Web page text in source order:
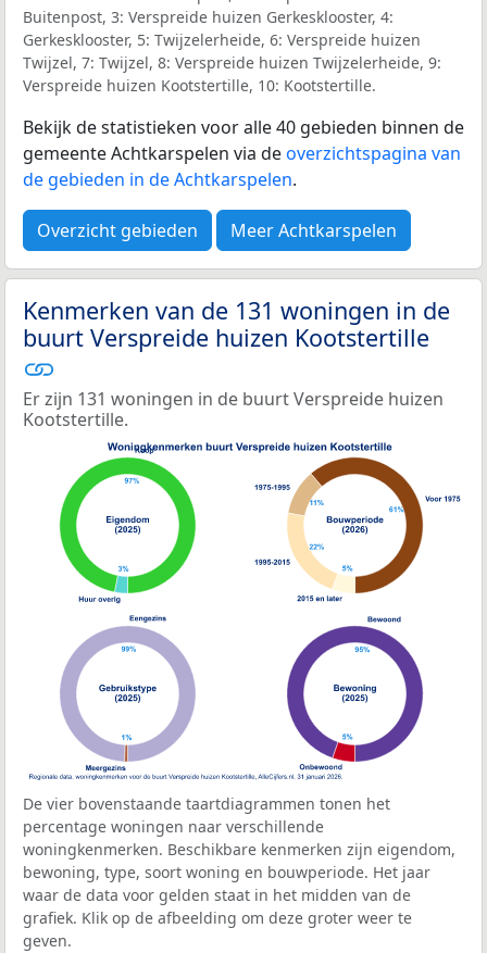
Buitenpost, 3: Verspreide huizen Gerkesklooster, 4:
Gerkesklooster, 5: Twijzelerheide, 6: Verspreide huizen
Twijzel, 7: Twijzel, 8: Verspreide huizen Twijzelerheide, 9:
Verspreide huizen Kootstertille, 10: Kootstertille.
Bekijk de statistieken voor alle 40 gebieden binnen de
gemeente Achtkarspelen via deoverzichtspagina van
de gebieden in de Achtkarspelen.
Overzicht gebieden Meer Achtkarspelen
Kenmerken van de 131 woningen in de
buurt Verspreide huizen Kootstertille
Er zijn 131 woningen in de buurt Verspreide huizen
Kootstertille.
De vier bovenstaande taartdiagrammen tonen het
percentage woningen naar verschillende
woningkenmerken. Beschikbare kenmerken zijn eigendom,
bewoning, type, soort woning en bouwperiode. Het jaar
waar de data voor gelden staat in het midden van de
grafiek. Klik op de afbeelding om deze groter weer te
geven.